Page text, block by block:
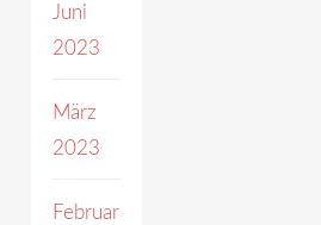
Juni
2023
März
2023
Februar